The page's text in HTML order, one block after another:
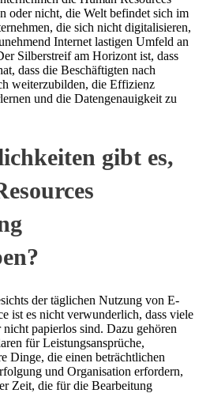
oder nicht, die Welt befindet sich im
die sich nicht digitalisieren,
Internet lastigen Umfeld an
Silberstreif am Horizont ist, dass
dass die Beschäftigten nach
weiterzubilden, die Effizienz
und die Datengenauigkeit zu
gibt es,
der täglichen Nutzung von E-
ist es nicht verwunderlich, dass viele
papierlos sind. Dazu gehören
für Leistungsansprüche,
Dinge, die einen beträchtlichen
und Organisation erfordern,
Zeit, die für die Bearbeitung